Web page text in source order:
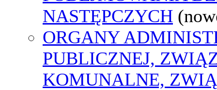
NASTĘPCZYCH
ORGANY
PUBLICZNEJ,
KOMUNALNE,